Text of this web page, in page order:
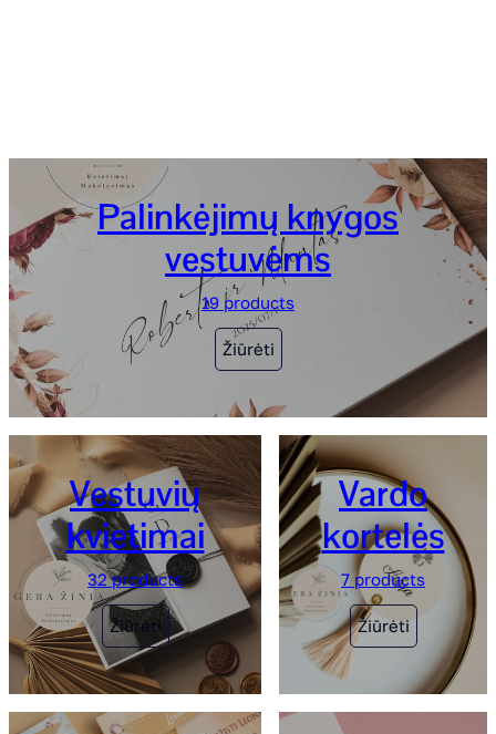
Palinkėjimų knygos
vestuvėms
19 products
Žiūrėti
Vestuvių
kvietimai
32 products
Žiūrėti
Vardo
kortelės
7 products
Žiūrėti